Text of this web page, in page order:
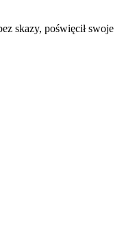
skazy, poświęcił swoje